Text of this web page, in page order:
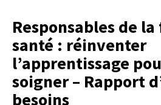
Responsables de
santé : réinventer
l’apprentissage
soigner – Rapport
besoins